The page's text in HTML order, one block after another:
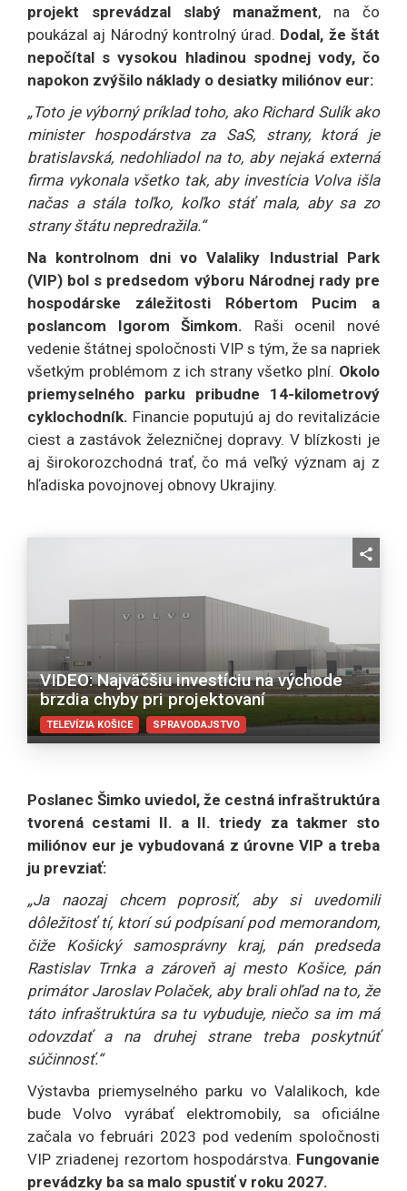
projekt sprevádzal slabý manažment, na čo
poukázal aj Národný kontrolný úrad. Dodal, že štát
nepočítal s vysokou hladinou spodnej vody, čo
napokon zvýšilo náklady o desiatky miliónov eur:
„Toto je výborný príklad toho, ako Richard Sulík ako
minister hospodárstva za SaS, strany, ktorá je
bratislavská, nedohliadol na to, aby nejaká externá
firma vykonala všetko tak, aby investícia Volva išla
načas a stála toľko, koľko stáť mala, aby sa zo
strany štátu nepredražila.“
Na kontrolnom dni vo Valaliky Industrial Park
(VIP) bol s predsedom výboru Národnej rady pre
hospodárske záležitosti Róbertom Pucim a
poslancom Igorom Šimkom. Raši ocenil nové
vedenie štátnej spoločnosti VIP s tým, že sa napriek
všetkým problémom z ich strany všetko plní. Okolo
priemyselného parku pribudne 14-kilometrový
cyklochodník. Financie poputujú aj do revitalizácie
ciest a zastávok železničnej dopravy. V blízkosti je
aj širokorozchodná trať, čo má veľký význam aj z
hľadiska povojnovej obnovy Ukrajiny.
VIDEO: Najväčšiu investíciu na východe
brzdia chyby pri projektovaní
TELEVÍZIA KOŠICE SPRAVODAJSTVO
Poslanec Šimko uviedol, že cestná infraštruktúra
tvorená cestami II. a II. triedy za takmer sto
miliónov eur je vybudovaná z úrovne VIP a treba
ju prevziať:
„Ja naozaj chcem poprosiť, aby si uvedomili
dôležitosť tí, ktorí sú podpísaní pod memorandom,
čiže Košický samosprávny kraj, pán predseda
Rastislav Trnka a zároveň aj mesto Košice, pán
primátor Jaroslav Polaček, aby brali ohľad na to, že
táto infraštruktúra sa tu vybuduje, niečo sa im má
odovzdať a na druhej strane treba poskytnúť
súčinnosť.“
Výstavba priemyselného parku vo Valalikoch, kde
bude Volvo vyrábať elektromobily, sa oficiálne
začala vo februári 2023 pod vedením spoločnosti
VIP zriadenej rezortom hospodárstva. Fungovanie
prevádzky ba sa malo spustiť v roku 2027.